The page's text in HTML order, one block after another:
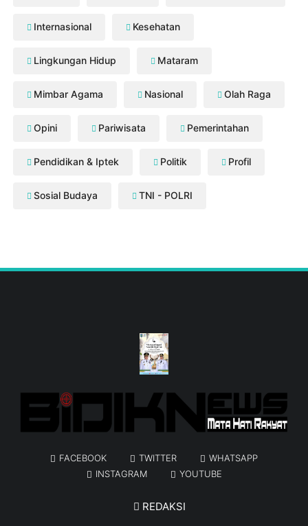
Internasional Kesehatan
Lingkungan Hidup Mataram
Mimbar Agama Nasional Olah Raga
Opini Pariwisata Pemerintahan
Pendidikan & Iptek Politik Profil
Sosial Budaya TNI - POLRI
FACEBOOK TWITTER
WHATSAPP
INSTAGRAM
YOUTUBE
REDAKSI